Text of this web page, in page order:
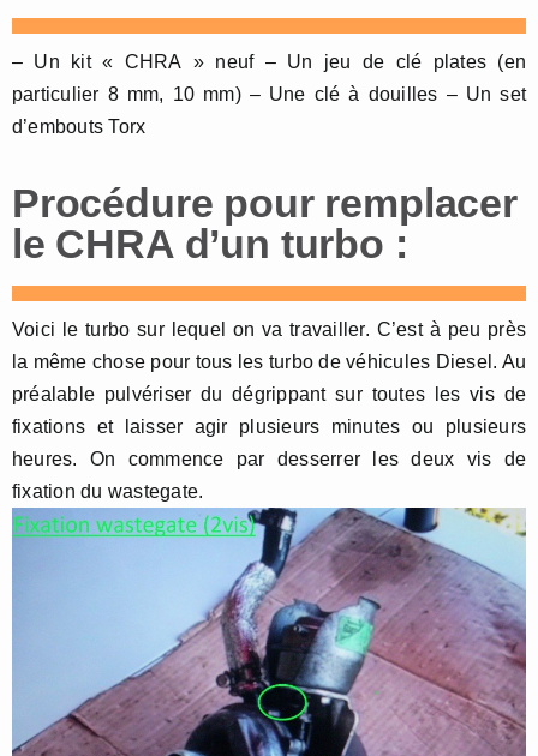
– Un kit « CHRA » neuf – Un jeu de clé plates (en
particulier 8 mm, 10 mm) – Une clé à douilles – Un set
d’embouts Torx
Procédure pour remplacer
le CHRA d’un turbo :
Voici le turbo sur lequel on va travailler. C’est à peu près
la même chose pour tous les turbo de véhicules Diesel. Au
préalable pulvériser du dégrippant sur toutes les vis de
fixations et laisser agir plusieurs minutes ou plusieurs
heures. On commence par desserrer les deux vis de
fixation du wastegate.